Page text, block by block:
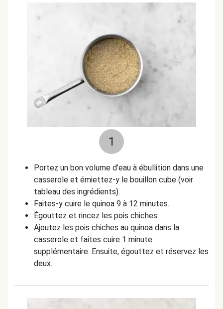
1
Portez un bon volume d'eau à ébullition dans une
casserole et émiettez-y le bouillon cube (voir
tableau des ingrédients).
Faites-y cuire le quinoa 9 à 12 minutes.
Égouttez et rincez les pois chiches.
Ajoutez les pois chiches au quinoa dans la
casserole et faites cuire 1 minute
supplémentaire. Ensuite, égouttez et réservez les
deux.